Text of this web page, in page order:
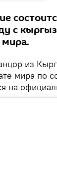
с
из
мира по
на